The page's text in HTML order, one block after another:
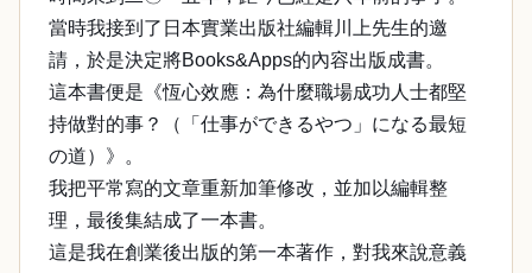
當時我接到了日本實業出版社編輯川上先生的邀
請，於是決定將Books&Apps的內容出版成書。
這本書便是《恆心效應：為什麼職場成功人士都堅
持做對的事？（「仕事ができるやつ」になる最短
の道）》。
我把平常寫的文章重新加筆修改，並加以編輯整
理，最後集結成了一本書。
這是我在創業後出版的第一本著作，對我來說意義